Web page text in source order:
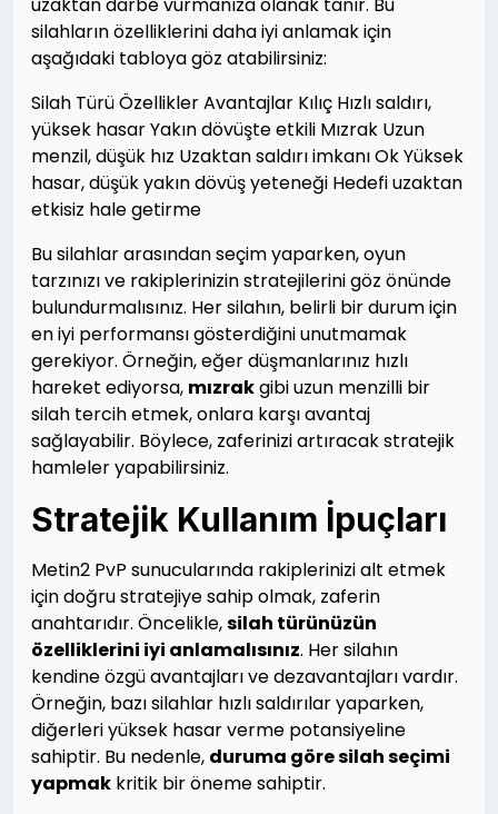
silahların özelliklerini daha iyi anlamak için
aşağıdaki tabloya göz atabilirsiniz:
Silah Türü Özellikler Avantajlar Kılıç Hızlı saldırı,
yüksek hasar Yakın dövüşte etkili Mızrak Uzun
menzil, düşük hız Uzaktan saldırı imkanı Ok Yüksek
hasar, düşük yakın dövüş yeteneği Hedefi uzaktan
etkisiz hale getirme
Bu silahlar arasından seçim yaparken, oyun
tarzınızı ve rakiplerinizin stratejilerini göz önünde
bulundurmalısınız. Her silahın, belirli bir durum için
en iyi performansı gösterdiğini unutmamak
gerekiyor. Örneğin, eğer düşmanlarınız hızlı
hareket ediyorsa, mızrakgibi uzun menzilli bir
silah tercih etmek, onlara karşı avantaj
sağlayabilir. Böylece, zaferinizi artıracak stratejik
hamleler yapabilirsiniz.
Stratejik Kullanım İpuçları
Metin2 PvP sunucularında rakiplerinizi alt etmek
için doğru stratejiye sahip olmak, zaferin
anahtarıdır. Öncelikle,silah türünüzün
özelliklerini iyi anlamalısınız. Her silahın
kendine özgü avantajları ve dezavantajları vardır.
Örneğin, bazı silahlar hızlı saldırılar yaparken,
diğerleri yüksek hasar verme potansiyeline
sahiptir. Bu nedenle, duruma göre silah seçimi
yapmak kritik bir öneme sahiptir.